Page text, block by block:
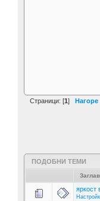
Страници: [1] Нагоре
ПОДОБНИ ТЕМИ
яркост